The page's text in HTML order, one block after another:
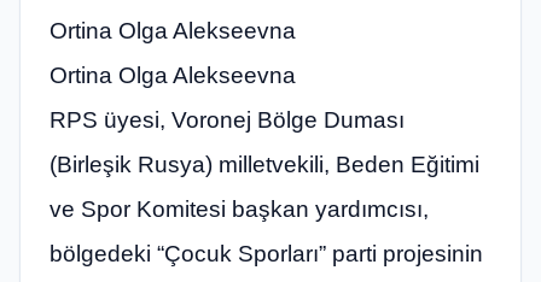
Ortina Olga Alekseevna
Ortina Olga Alekseevna
RPS üyesi, Voronej Bölge Duması
(Birleşik Rusya) milletvekili, Beden Eğitimi
ve Spor Komitesi başkan yardımcısı,
bölgedeki “Çocuk Sporları” parti projesinin